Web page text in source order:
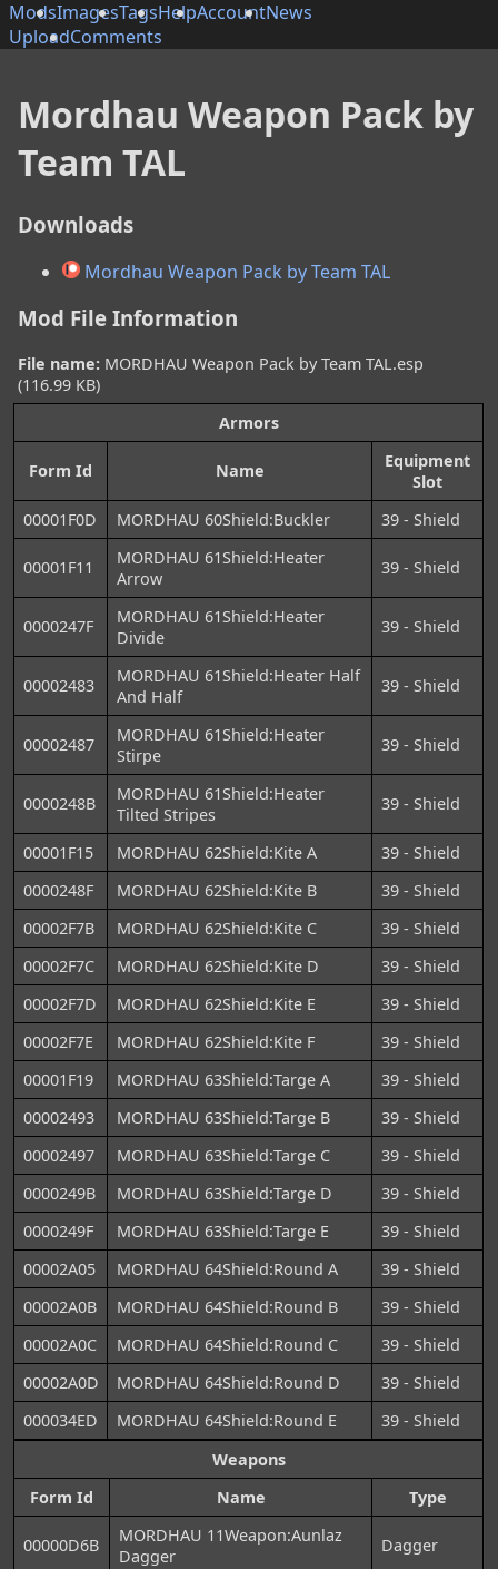
ModsImagesTagsHelpAccountNews
UploadComments
Mordhau Weapon Pack by
Team TAL
Downloads
Mordhau Weapon Pack by Team TAL
Mod File Information
File name: MORDHAU Weapon Pack by Team TAL.esp
(116.99 KB)
Armors
Form Id Name
Equipment
Slot
00001F0D
MORDHAU 60Shield:Buckler 39 - Shield
00001F11
MORDHAU 61Shield:Heater
Arrow
39 - Shield
0000247F
MORDHAU 61Shield:Heater
Divide
39 - Shield
00002483
MORDHAU 61Shield:Heater Half
And Half
39 - Shield
00002487
MORDHAU 61Shield:Heater
Stirpe
39 - Shield
0000248B
MORDHAU 61Shield:Heater
Tilted Stripes
39 - Shield
00001F15 MORDHAU 62Shield:Kite A
39 - Shield
0000248F
MORDHAU 62Shield:Kite B
39 - Shield
00002F7B
MORDHAU 62Shield:Kite C
39 - Shield
00002F7C
MORDHAU 62Shield:Kite D
39 - Shield
00002F7D
MORDHAU 62Shield:Kite E
39 - Shield
00002F7E
MORDHAU 62Shield:Kite F
39 - Shield
00001F19
MORDHAU 63Shield:Targe A
39 - Shield
00002493
MORDHAU 63Shield:Targe B
39 - Shield
00002497
MORDHAU 63Shield:Targe C
39 - Shield
0000249B
MORDHAU 63Shield:Targe D
39 - Shield
0000249F
MORDHAU 63Shield:Targe E
39 - Shield
00002A05
MORDHAU 64Shield:Round A
39 - Shield
00002A0B
MORDHAU 64Shield:Round B
39 - Shield
00002A0C
MORDHAU 64Shield:Round C
39 - Shield
00002A0D
MORDHAU 64Shield:Round D
39 - Shield
000034ED
MORDHAU 64Shield:Round E
39 - Shield
Weapons
Form Id
Name Type
00000D6B
MORDHAU 11Weapon:Aunlaz
Dagger
Dagger